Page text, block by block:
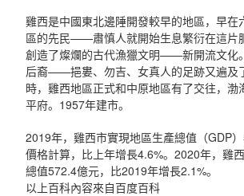
雞西是中國東北邊陲開發較早的地區，早在
區的先民——肅慎人就開始生息繁衍在這片
創造了燦爛的古代漁獵文明——新開流文化
后裔——挹婁、勿吉、女真人的足跡又遍及
時，雞西地區正式和中原地區有了交往，渤
平府。1957年建市。
2019年，雞西市實現地區生產總值（GDP
價格計算，比上年增長4.6%。2020年，雞
總值572.4億元，比2019年增長2.1%。
以上百科內容來自百度百科